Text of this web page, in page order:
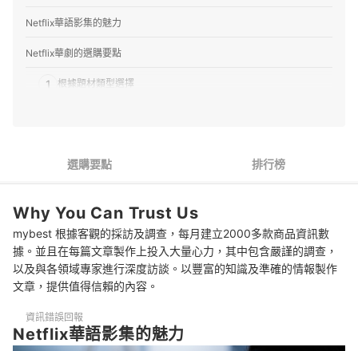
Netflix華語影集的魅力
Netflix華劇的選購要點
1 根據題材類型選擇
推薦十部Netflix華劇人氣排行榜
專家解惑！選購Netflix華劇的常見問題
Q：華劇好看嗎？適合全家人一起觀賞嗎？
Q：改編的影集會與原作相同嗎？需要先預習嗎？
讓更多精彩影集填滿待看清單
選購要點 排行榜
Why You Can Trust Us
mybest 根據客觀的採訪及調查，每月建立2000多款商品資訊數
據。並且在每篇文章製作上投入大量心力，其中包含嚴謹的調查，
以及與各領域專家進行深度訪談。以豐富的知識及準確的情報製作
文章，提供值得信賴的內容。
資訊錯誤回報
Netflix華語影集的魅力